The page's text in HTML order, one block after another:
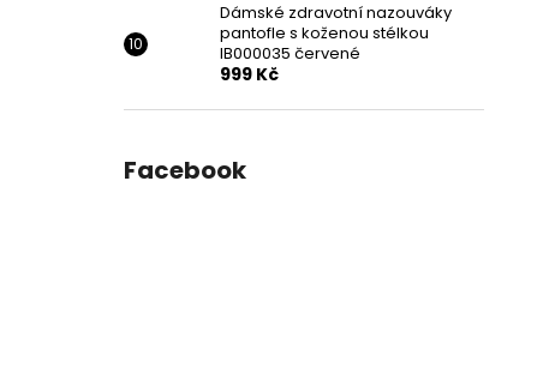
Dámské zdravotní nazouváky
pantofle s koženou stélkou
IB000035 červené
999 Kč
Facebook